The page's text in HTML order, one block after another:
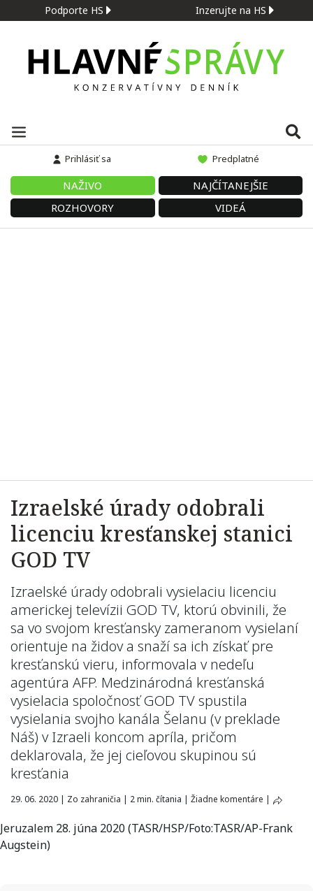
Podporte HS Inzerujte na HS
Prihlásiť sa Predplatné
NAŽIVO
NAJČÍTANEJŠIE
ROZHOVORY
VIDEÁ
Izraelské úrady odobrali
licenciu kresťanskej stanici
GOD TV
Izraelské úrady odobrali vysielaciu licenciu
americkej televízii GOD TV, ktorú obvinili, že
sa vo svojom kresťansky zameranom vysielaní
orientuje na židov a snaží sa ich získať pre
kresťanskú vieru, informovala v nedeľu
agentúra AFP. Medzinárodná kresťanská
vysielacia spoločnosť GOD TV spustila
vysielania svojho kanála Šelanu (v preklade
Náš) v Izraeli koncom apríla, pričom
deklarovala, že jej cieľovou skupinou sú
kresťania
29. 06. 2020 | Zo zahraničia | 2 min. čítania | Žiadne komentáre |
Jeruzalem 28. júna 2020 (TASR/HSP/Foto:TASR/AP-Frank
Augstein)